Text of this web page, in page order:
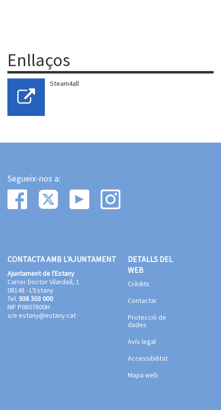
Enllaços
Steam4all
Segueix-nos a:
CONTACTA AMB L'AJUNTAMENT
Ajuntament de l'Estany
Carrer Doctor Vilardell, 1
08148 - L'Estany
Tel. 938 303 000
NIF P0807800H
a/e estany@estany.cat
DETALLS DEL
WEB
Crèdits
Contactar
Protecció de
dades
Avís legal
Accessibilitat
Mapa web